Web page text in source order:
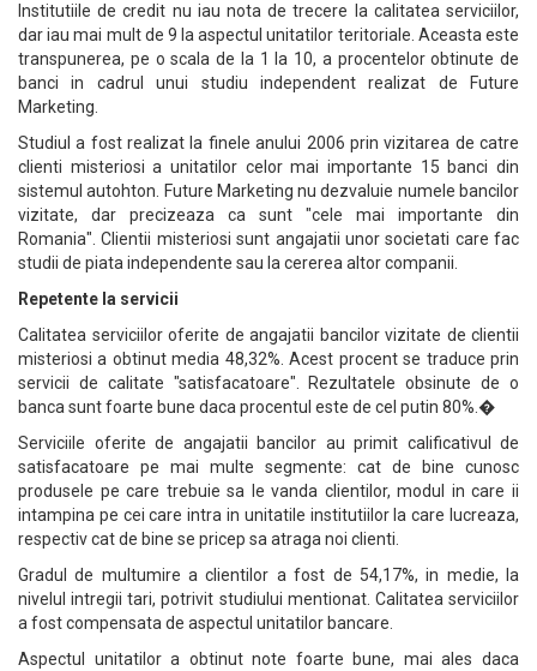
Institutiile de credit nu iau nota de trecere la calitatea serviciilor,
dar iau mai mult de 9 la aspectul unitatilor teritoriale. Aceasta este
transpunerea, pe o scala de la 1 la 10, a procentelor obtinute de
banci in cadrul unui studiu independent realizat de Future
Marketing.
Studiul a fost realizat la finele anului 2006 prin vizitarea de catre
clienti misteriosi a unitatilor celor mai importante 15 banci din
sistemul autohton. Future Marketing nu dezvaluie numele bancilor
vizitate, dar precizeaza ca sunt "cele mai importante din
Romania". Clientii misteriosi sunt angajatii unor societati care fac
studii de piata independente sau la cererea altor companii.
Repetente la servicii
Calitatea serviciilor oferite de angajatii bancilor vizitate de clientii
misteriosi a obtinut media 48,32%. Acest procent se traduce prin
servicii de calitate "satisfacatoare". Rezultatele obsinute de o
banca sunt foarte bune daca procentul este de cel putin 80%.�
Serviciile oferite de angajatii bancilor au primit calificativul de
satisfacatoare pe mai multe segmente: cat de bine cunosc
produsele pe care trebuie sa le vanda clientilor, modul in care ii
intampina pe cei care intra in unitatile institutiilor la care lucreaza,
respectiv cat de bine se pricep sa atraga noi clienti.
Gradul de multumire a clientilor a fost de 54,17%, in medie, la
nivelul intregii tari, potrivit studiului mentionat. Calitatea serviciilor
a fost compensata de aspectul unitatilor bancare.
Aspectul unitatilor a obtinut note foarte bune, mai ales daca